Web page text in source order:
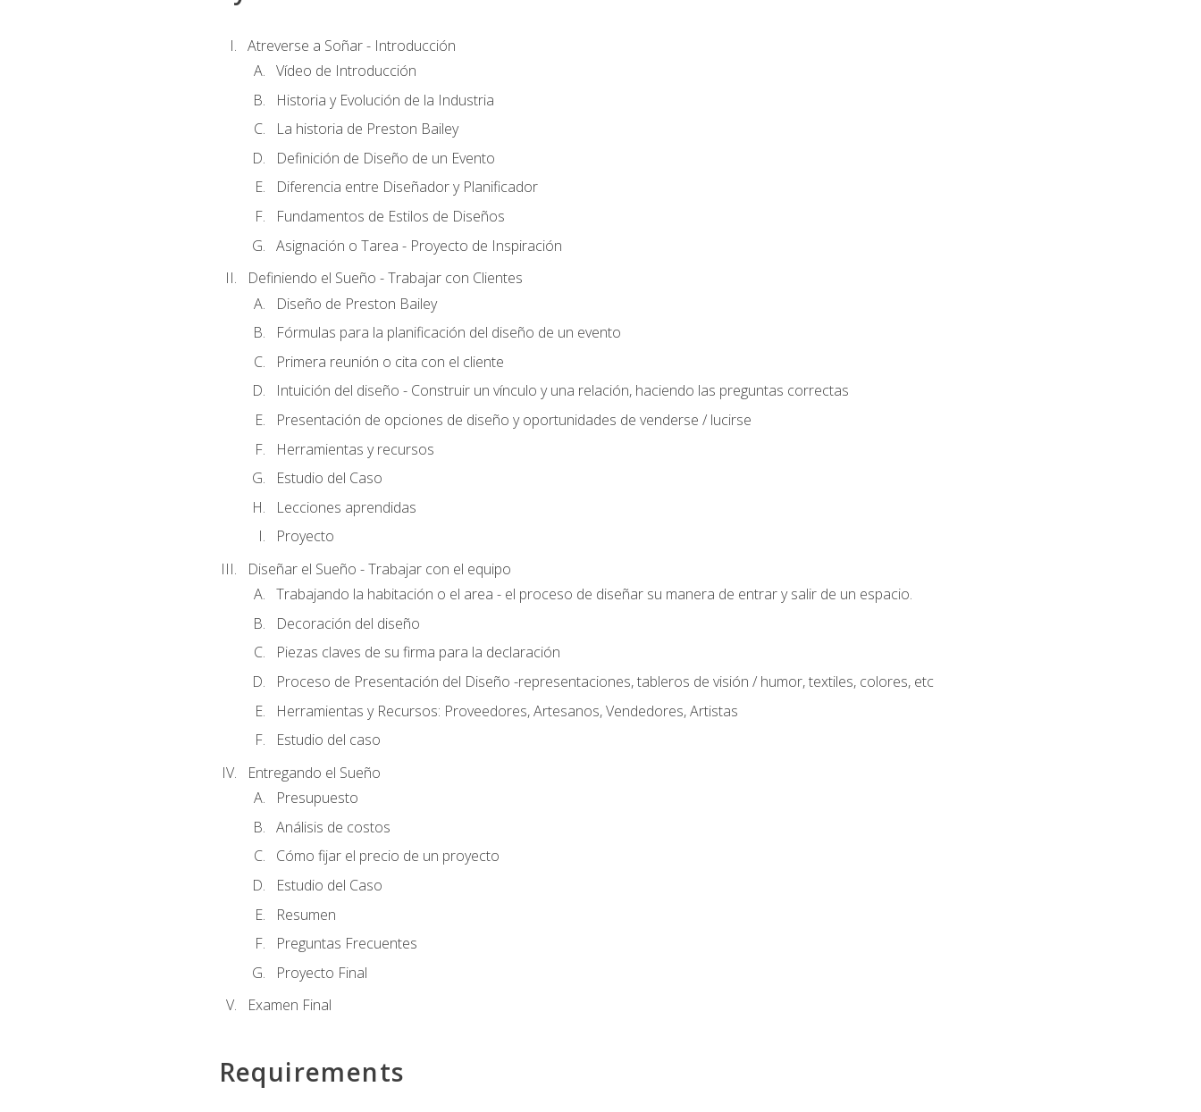
Atreverse a Soñar - Introducción
Vídeo de Introducción
Historia y Evolución de la Industria
La historia de Preston Bailey
Definición de Diseño de un Evento
Diferencia entre Diseñador y Planificador
Fundamentos de Estilos de Diseños
Asignación o Tarea - Proyecto de Inspiración
Definiendo el Sueño - Trabajar con Clientes
Diseño de Preston Bailey
Fórmulas para la planificación del diseño de un evento
Primera reunión o cita con el cliente
Intuición del diseño - Construir un vínculo y una relación, haciendo las preguntas correctas
Presentación de opciones de diseño y oportunidades de venderse / lucirse
Herramientas y recursos
Estudio del Caso
Lecciones aprendidas
Proyecto
Diseñar el Sueño - Trabajar con el equipo
Trabajando la habitación o el area - el proceso de diseñar su manera de entrar y salir de un espacio.
Decoración del diseño
Piezas claves de su firma para la declaración
Proceso de Presentación del Diseño -representaciones, tableros de visión / humor, textiles, colores, etc
Herramientas y Recursos: Proveedores, Artesanos, Vendedores, Artistas
Estudio del caso
Entregando el Sueño
Presupuesto
Análisis de costos
Cómo fijar el precio de un proyecto
Estudio del Caso
Resumen
Preguntas Frecuentes
Proyecto Final
Examen Final
Requirements